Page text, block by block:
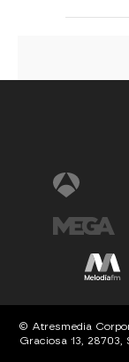
© Atresmedia
Graciosa 13, 28703,